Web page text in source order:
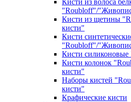
"Roubloff"/
Кисти из щетины
кисти"
Кисти
"Roubloff"/
Кисти силиконовые
Кисти колонок
кисти"
Наборы кистей
кисти"
Крафические кисти